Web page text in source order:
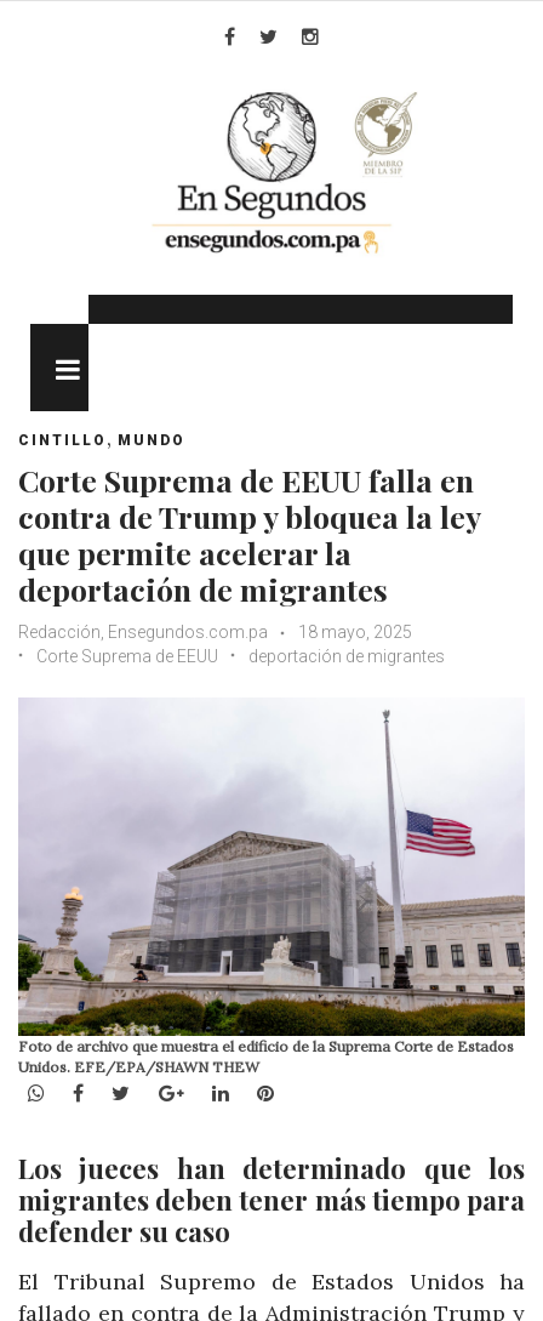
CINTILLO , MUNDO
Corte Suprema de EEUU falla en
contra de Trump y bloquea la ley
que permite acelerar la
deportación de migrantes
Redacción, Ensegundos.com.pa
18 mayo, 2025
Corte Suprema de EEUU
deportación de migrantes
Foto de archivo que muestra el edificio de la Suprema Corte de Estados
Unidos. EFE/EPA/SHAWN THEW
WhatsApp
Facebook
TwitterGoogle+LinkedInPinterest
Los jueces han determinado que los
migrantes deben tener más tiempo para
defender su caso
El Tribunal Supremo de Estados Unidos ha
fallado en contra de la Administración Trump y